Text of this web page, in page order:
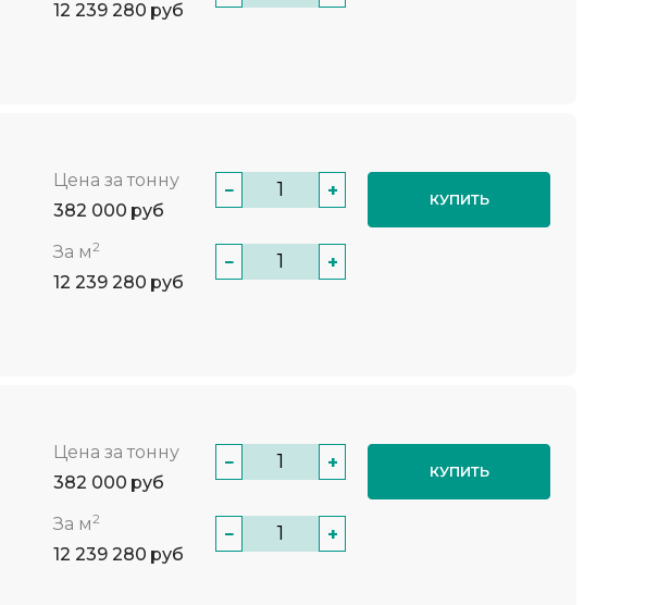
12 239 280 руб
Цена за тонну
382 000 руб
− +
За м2
12 239 280 руб
− +
КУПИТЬ
Цена за тонну
382 000 руб
− +
За м2
12 239 280 руб
− +
КУПИТЬ